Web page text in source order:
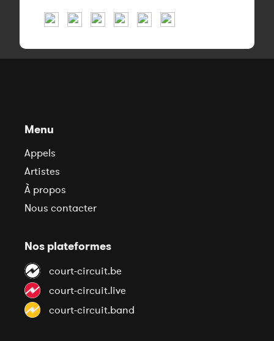
Menu
Appels
Artistes
À propos
Nous contacter
Nos plateformes
court-circuit.be
court-circuit.live
court-circuit.band